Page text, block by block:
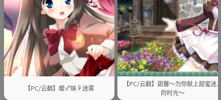
【PC/云翻】暧♂昧♀迷雾
【PC/云翻】甜馨～为你献上甜蜜迷
的时光～